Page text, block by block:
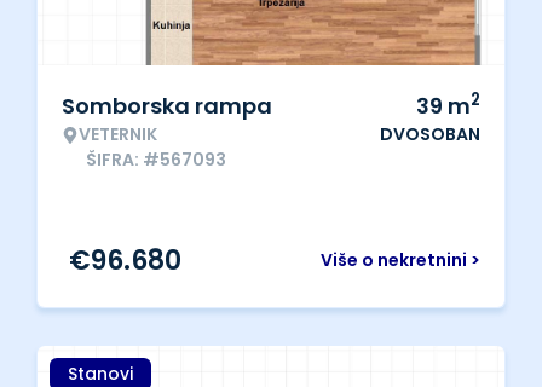
Somborska rampa
VETERNIK
ŠIFRA: #567093
39 m2
DVOSOBAN
Više o nekretnini >
€96.680
Stanovi